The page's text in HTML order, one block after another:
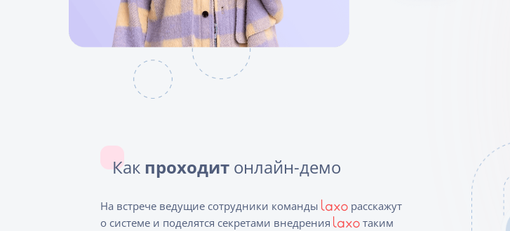
Как проходитонлайн-демо
На встрече ведущие сотрудники команды
расскажут
о системе и поделятся секретами внедрения
таким